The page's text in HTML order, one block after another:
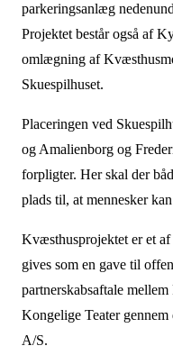
parkeringsanlæg
Projektet består også af
omlægning af
Skuespilhuset.
Placeringen ved
og Amalienborg og
forpligter. Her skal der
plads til, at mennesker
Kvæsthusprojektet er et
gives som en gave til
partnerskabsaftale
Kongelige Teater
A/S.